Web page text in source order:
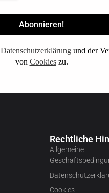
Datenschutzerklärungund der
von Cookieszu.
Rechtliche
Allgemeine
Cookies